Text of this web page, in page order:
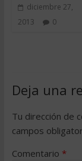
diciembre 27,
2013
0
Deja una
Tu dirección de
campos
Comentario *